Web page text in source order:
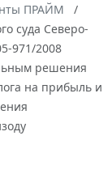
ПРАЙМ
суда Северо-
971/2008
решения
на прибыль и